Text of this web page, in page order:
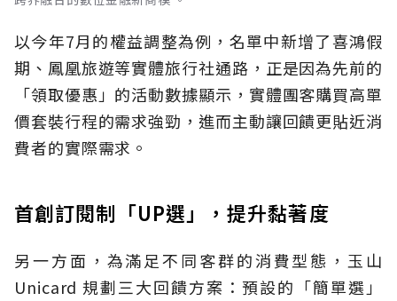
以今年7月的權益調整為例，名單中新增了喜鴻假
期、鳳凰旅遊等實體旅行社通路，正是因為先前的
「領取優惠」的活動數據顯示，實體團客購買高單
價套裝行程的需求強勁，進而主動讓回饋更貼近消
費者的實際需求。
首創訂閱制「UP選」，提升黏著度
另一方面，為滿足不同客群的消費型態，玉山
Unicard 規劃三大回饋方案：預設的「簡單選」